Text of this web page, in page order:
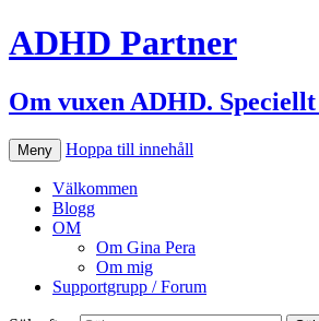
ADHD Partner
Om vuxen ADHD.
Meny Hoppa till innehåll
Välkommen
Blogg
OM
Om Gina Pera
Om mig
Supportgrupp / Forum